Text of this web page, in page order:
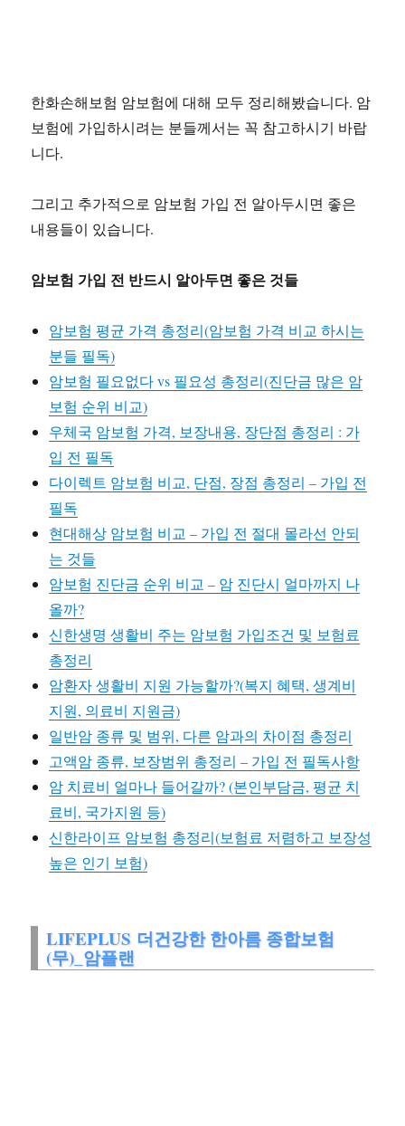
한화손해보험 암보험에 대해 모두 정리해봤습니다. 암
보험에 가입하시려는 분들께서는 꼭 참고하시기 바랍
니다.
그리고 추가적으로 암보험 가입 전 알아두시면 좋은
내용들이 있습니다.
암보험 가입 전 반드시 알아두면 좋은 것들
암보험 평균 가격 총정리(암보험 가격 비교 하시는
분들 필독)
암보험 필요없다 vs 필요성 총정리(진단금 많은 암
보험 순위 비교)
우체국 암보험 가격, 보장내용, 장단점 총정리 : 가
입 전 필독
다이렉트 암보험 비교, 단점, 장점 총정리 – 가입 전
필독
현대해상 암보험 비교 – 가입 전 절대 몰라선 안되
는 것들
암보험 진단금 순위 비교 – 암 진단시 얼마까지 나
올까?
신한생명 생활비 주는 암보험 가입조건 및 보험료
총정리
암환자 생활비 지원 가능할까?(복지 혜택, 생계비
지원, 의료비 지원금)
일반암 종류 및 범위, 다른 암과의 차이점 총정리
고액암 종류, 보장범위 총정리 – 가입 전 필독사항
암 치료비 얼마나 들어갈까? (본인부담금, 평균 치
료비, 국가지원 등)
신한라이프 암보험 총정리(보험료 저렴하고 보장성
높은 인기 보험)
LIFEPLUS 더건강한 한아름 종합보험
(무)_암플랜